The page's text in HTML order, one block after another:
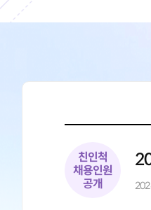
친인척
채용인원
공개